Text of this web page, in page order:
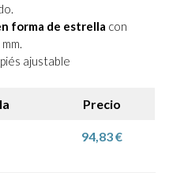
forma de estrella con
ajustable
Precio
94,83 €